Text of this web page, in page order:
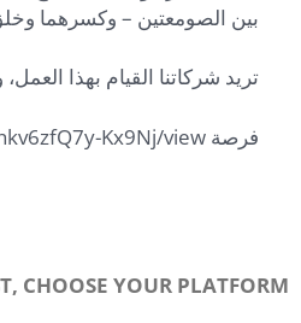
بين الصومعتين – وكسرهما
تريد شركاتنا القيام بهذا
فرصة CCL: https://drive.google.com/file/d/1cW-gkShZzLObISlNnhkv6zfQ7y-Kx9Nj/view
CHOOSE YOUR PLATFORM!